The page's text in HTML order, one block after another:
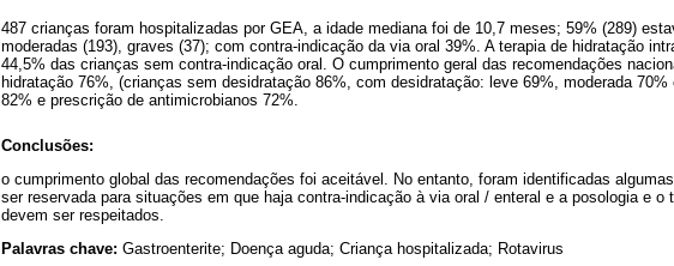
487 crianças foram hospitalizadas por GEA, a idade mediana foi de 10,7 meses; 59% (289)
moderadas (193), graves (37); com contra-indicação da via oral 39%. A terapia de hidratação
44,5% das crianças sem contra-indicação oral. O cumprimento geral das recomendações
hidratação 76%, (crianças sem desidratação 86%, com desidratação: leve 69%, moderada 70%
82% e prescrição de antimicrobianos 72%.
Conclusões:
o cumprimento global das recomendações foi aceitável. No entanto, foram identificadas
ser reservada para situações em que haja contra-indicação à via oral / enteral e a posologia e o
devem ser respeitados.
Palavras chave: Gastroenterite; Doença aguda; Criança hospitalizada; Rotavirus